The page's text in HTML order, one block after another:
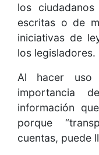
los
escritas o de
iniciativas de
los legisladores.
Al hacer uso
importancia
información
porque
cuentas, puede